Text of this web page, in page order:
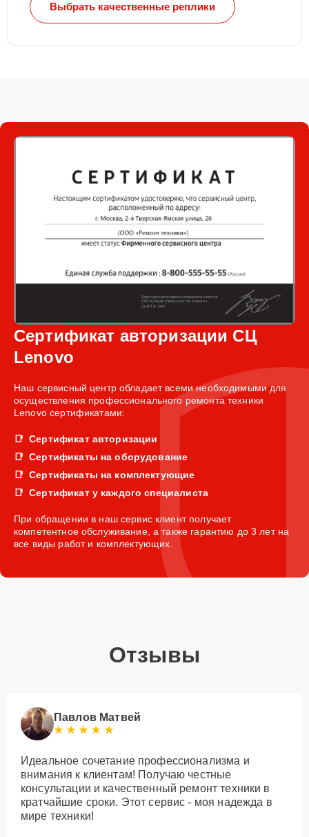
Выбрать качественные реплики
Сертификат авторизации СЦ
Lenovo
Наш сервисный центр обладает всеми необходимыми для
осуществления профессионального ремонта техники
Lenovo сертификатами:
Сертификат авторизации
Сертификаты на оборудование
Сертификаты на комплектующие
Сертификат у каждого специалиста
При обращении в наш сервис клиент получает
компетентное обслуживание, а также гарантию до 3 лет на
все виды работ и комплектующих.
Отзывы
Павлов Матвей
Идеальное сочетание профессионализма и
внимания к клиентам! Получаю честные
консультации и качественный ремонт техники в
кратчайшие сроки. Этот сервис - моя надежда в
мире техники!